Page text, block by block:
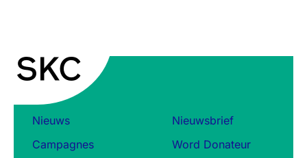
Nieuws
Campagnes
Nieuwsbrief
Word Donateur